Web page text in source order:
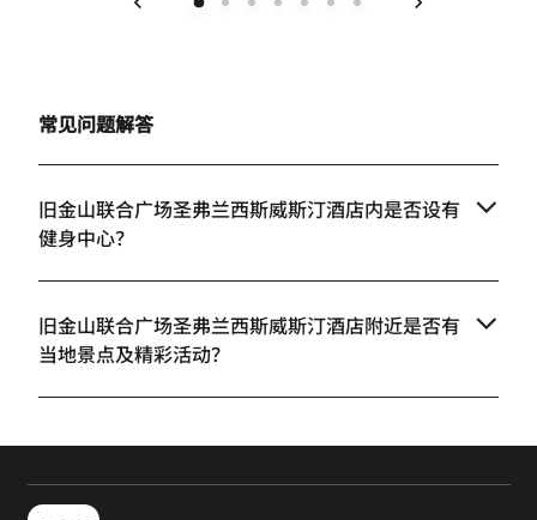
常见问题解答
旧金山联合广场圣弗兰西斯威斯汀酒店内是否设有
健身中心？
旧金山联合广场圣弗兰西斯威斯汀酒店附近是否有
当地景点及精彩活动？